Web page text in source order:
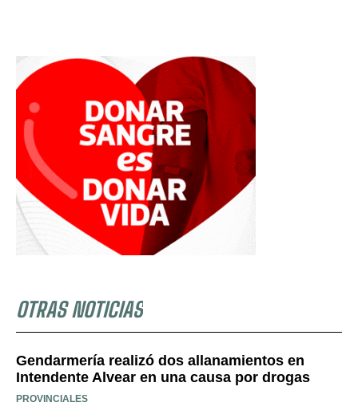
OTRAS NOTICIAS
Gendarmería realizó dos allanamientos en
Intendente Alvear en una causa por drogas
PROVINCIALES